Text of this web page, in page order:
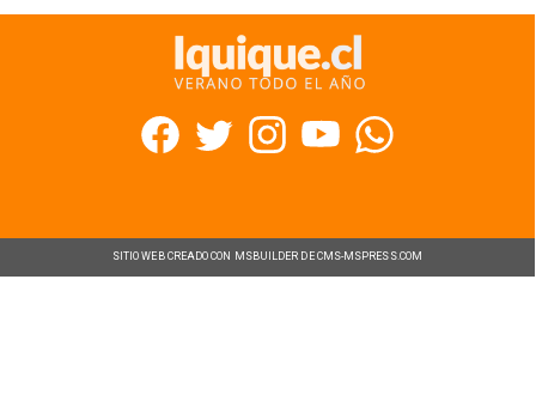
SITIO WEB CREADO CON MSBUILDER DE CMS-MSPRESS.COM